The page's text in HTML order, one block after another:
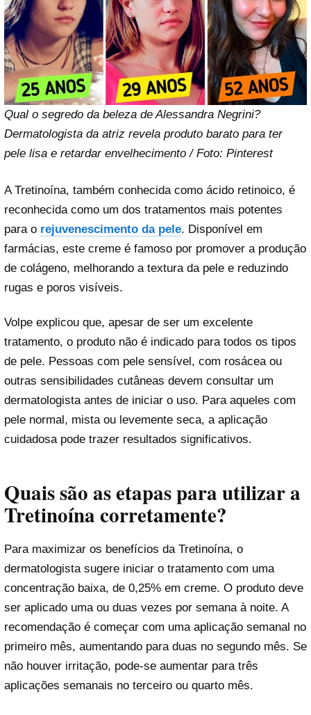
Qual o segredo da beleza de Alessandra Negrini?
Dermatologista da atriz revela produto barato para ter
pele lisa e retardar envelhecimento / Foto: Pinterest
A Tretinoína, também conhecida como ácido retinoico, é
reconhecida como um dos tratamentos mais potentes
para o rejuvenescimento da pele. Disponível em
farmácias, este creme é famoso por promover a produção
de colágeno, melhorando a textura da pele e reduzindo
rugas e poros visíveis.
Volpe explicou que, apesar de ser um excelente
tratamento, o produto não é indicado para todos os tipos
de pele. Pessoas com pele sensível, com rosácea ou
outras sensibilidades cutâneas devem consultar um
dermatologista antes de iniciar o uso. Para aqueles com
pele normal, mista ou levemente seca, a aplicação
cuidadosa pode trazer resultados significativos.
Quais são as etapas para utilizar a
Tretinoína corretamente?
Para maximizar os benefícios da Tretinoína, o
dermatologista sugere iniciar o tratamento com uma
concentração baixa, de 0,25% em creme. O produto deve
ser aplicado uma ou duas vezes por semana à noite. A
recomendação é começar com uma aplicação semanal no
primeiro mês, aumentando para duas no segundo mês. Se
não houver irritação, pode-se aumentar para três
aplicações semanais no terceiro ou quarto mês.